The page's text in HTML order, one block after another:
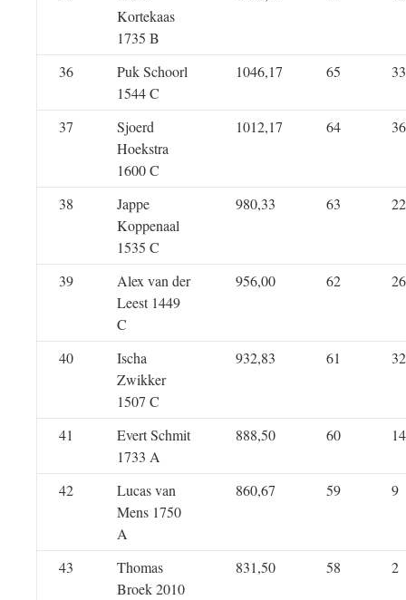
Kortekaas
1735 B
36
Puk Schoorl
1544 C
1046,17 65 33
37
Sjoerd
Hoekstra
1600 C
1012,17 64 36
38
Jappe
Koppenaal
1535 C
980,33 63 22
39
Alex van der
Leest 1449
C
956,00 62 26
40
Ischa
Zwikker
1507 C
932,83 61 32
41
Evert Schmit
1733 A
888,50 60 14
42
Lucas van
Mens 1750
A
860,67 59 9
43
Thomas
Broek 2010
831,50 58 2